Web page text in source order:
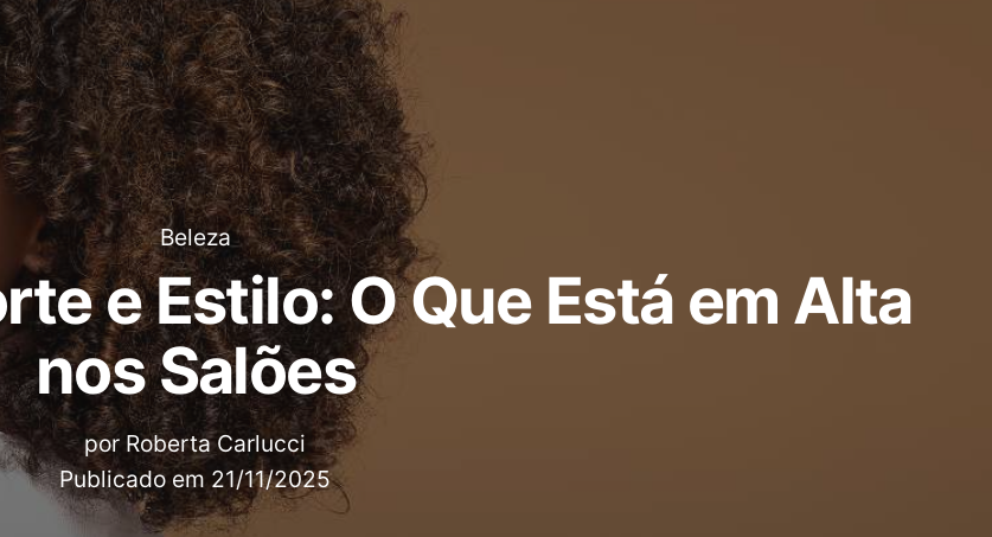
Beleza
e Estilo: O Que Está em Alta
nos Salões
por Roberta Carlucci
Publicado em 21/11/2025